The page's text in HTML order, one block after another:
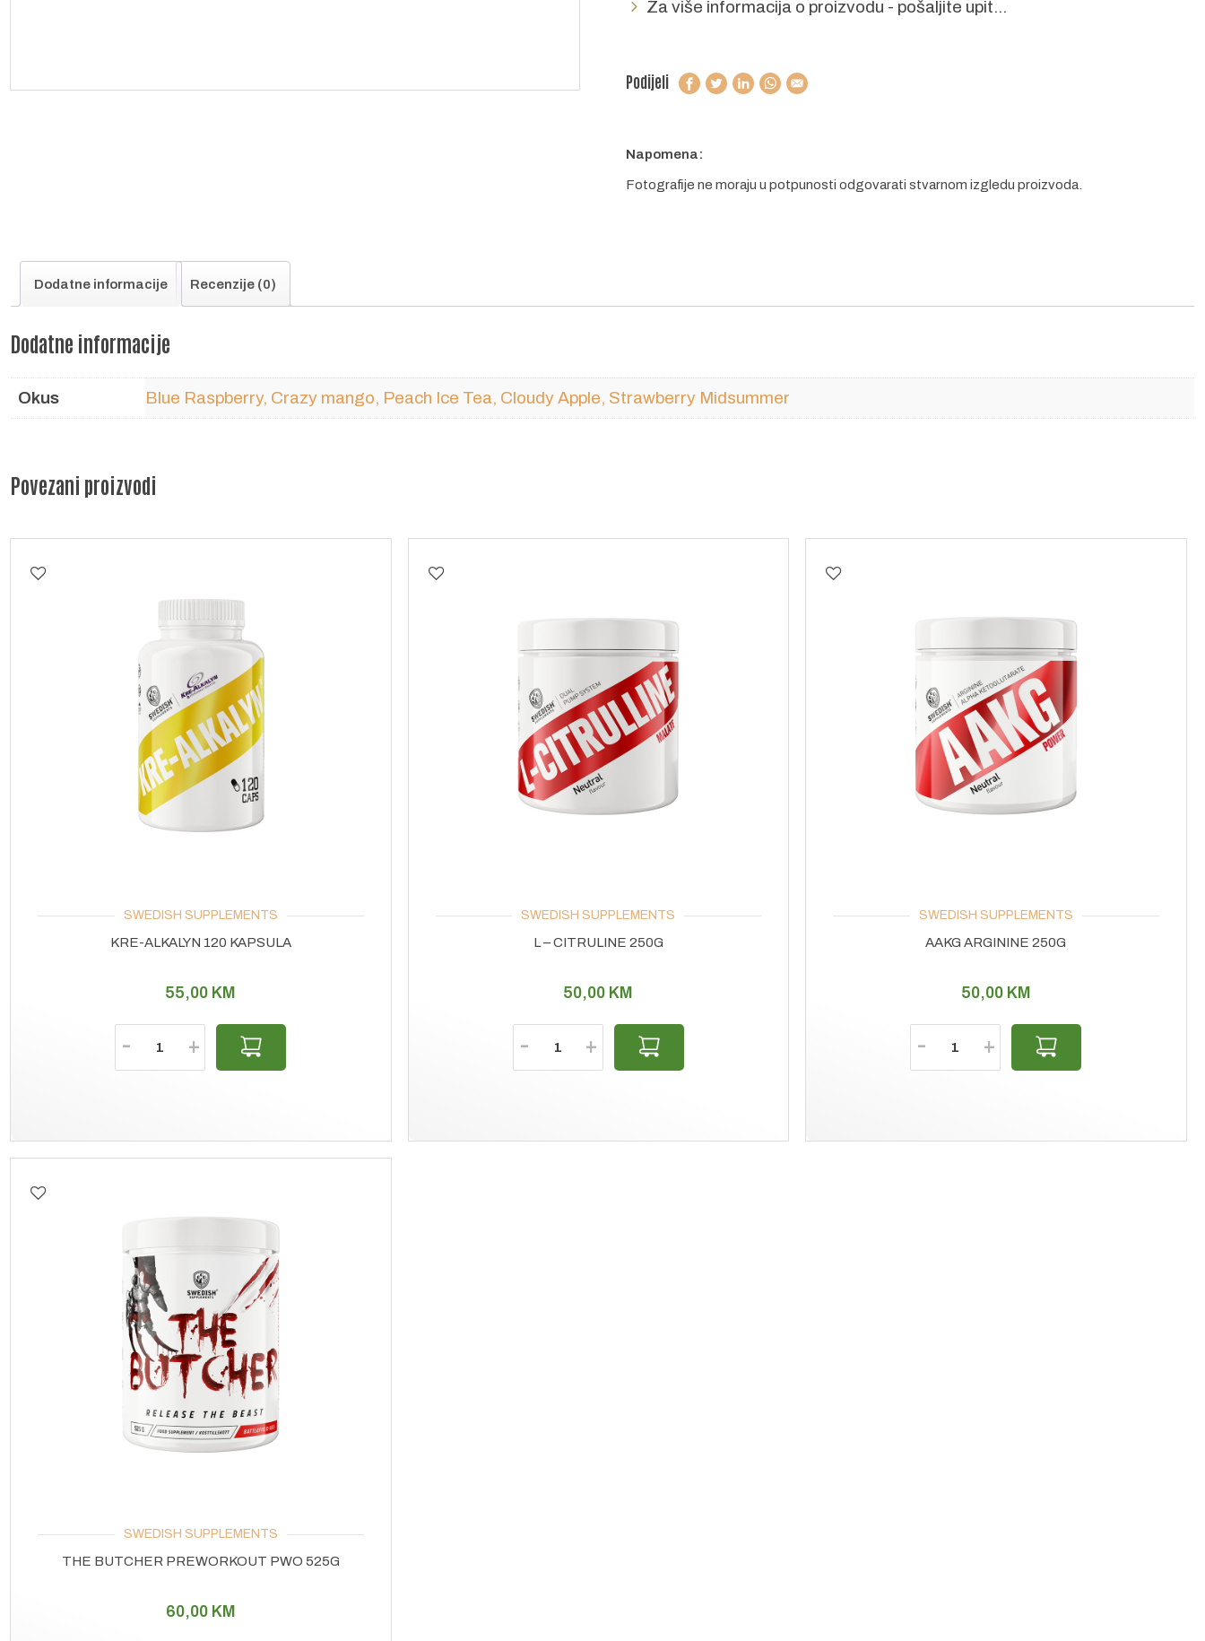
Za više informacija o proizvodu - pošaljite upit...
Podijeli
Napomena:
Fotografije ne moraju u potpunosti odgovarati stvarnom izgledu proizvoda.
Dodatne informacije Recenzije (0)
Dodatne informacije
Okus Blue Raspberry, Crazy mango, Peach Ice Tea, Cloudy Apple, Strawberry Midsummer
Povezani proizvodi
SWEDISH SUPPLEMENTS
KRE-ALKALYN 120 KAPSULA
55,00 KM
SWEDISH SUPPLEMENTS
L – CITRULINE 250G
50,00 KM
SWEDISH SUPPLEMENTS
AAKG ARGININE 250G
50,00 KM
SWEDISH SUPPLEMENTS
THE BUTCHER PREWORKOUT PWO 525G
60,00 KM